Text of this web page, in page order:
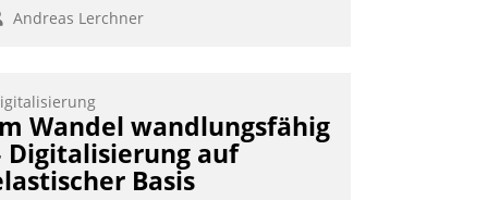
Andreas Lerchner
Wandel wandlungsfähig
Digitalisierung auf
Basis